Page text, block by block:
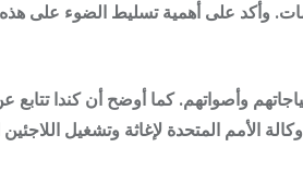
وأكد على أهمية تسليط الضوء على هذه
وأصواتهم. كما أوضح أن كندا تتابع
وكالة الأمم المتحدة لإغاثة وتشغيل